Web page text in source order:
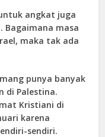
angkat juga
Bagaimana masa
maka tak ada
punya banyak
di Palestina.
Kristiani di
karena
sendiri.